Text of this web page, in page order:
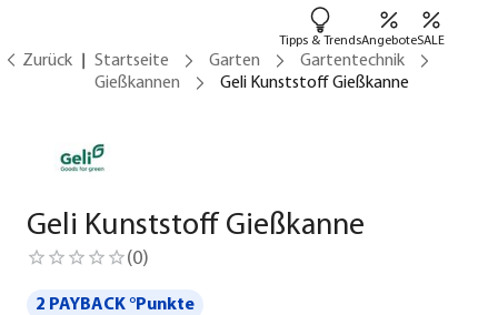
Tipps & TrendsAngeboteSALE
Zurück Startseite Garten
Gartentechnik
Gießkannen
Geli Kunststoff Gießkanne
Geli Kunststoff Gießkanne
(0)
2 PAYBACK °Punkte